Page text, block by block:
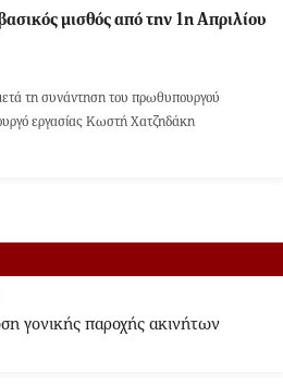
μισθός από την 1η Απριλίου
τη συνάντηση του πρωθυπουργού
εργασίας Κωστή Χατζηδάκη
γονικής παροχής ακινήτων